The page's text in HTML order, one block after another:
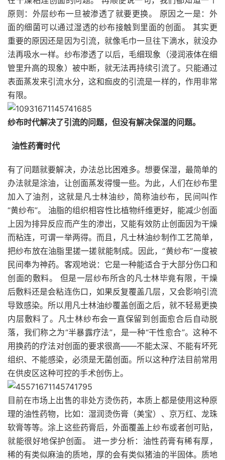
原则：外层纱布一旦被渗透了就要更换。 原因之一是：外
面的细菌可以通过湿透的纱布接触到里面的创面。 其实更
重要的原因还是因为引流，就像毛巾一旦往下滴水，就没办
法再吸水一样。纱布渗透了以后，毛细现象（浸润液体在细
管里升高的现象）被中断，就无法再持续引流了。只能通过
表面蒸发来引流水分，这和痂皮的引流是一样的，作用非常
有限。
纱布时代解决了引流的问题，但没有解决保湿的问题。
油性药膏时代
有了问题就要解决，办法总比困难多。想要保湿，最简单的
办法就是涂油，让创面蒸发得慢一些。为此，人们在纱布里
加入了油剂，这就是凡士林油纱，简称油纱布，民间叫作
“黄纱布”。 油脂的组织相容性比植物纤维更好，能减少创面
上因为排异反应而产生的渗出，又能有效防止创面因为干燥
而粘连，可谓一举两得。而且，凡士林油纱制作工艺简单，
把纱布放在油脂里搓一搓就能制成。因此，“黄纱布”一度被
民间奉为神药。客观地说：它是一种能适合于大部分伤口和
创面的敷料。 但是一层纱布所含的凡士林毕竟有限，干燥
后敷料还是会粘连伤口，如果反复覆盖几层，又会影响引流
导致感染。所以用凡士林油纱覆盖创面之后，就不轻易更换
内层敷料了。凡士林纱布会一直保留到创面愈合后自动脱
落，我们称之为“半暴露疗法”，是一种“干性愈合”。这种不
用换药的疗法对创面的要求很高——不能太深、不能有坏死
组织、不能感染，必须是无菌创面。所以这种疗法目前常用
在供皮区这种可控的手术创伤上。
目前在市场上出售的非处方烫伤药，本质上都是使用这种原
理的油性药物，比如：湿润烫伤膏（美宝）、京万红、龙珠
软膏等等。涂上这些药膏后，外面覆盖上纱布或者创可贴，
就能很好地保护创面。 进一步分析：油性药膏有稀有厚，
稀的有类似麻油的质地，厚的会有类似猪油的半固体。质地